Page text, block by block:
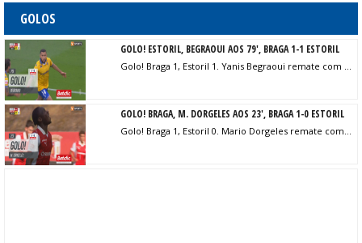
GOLOS
GOLO! ESTORIL, BEGRAOUI AOS 79', BRAGA 1-1 ESTORIL
GOLO! BRAGA, M. DORGELES AOS 23', BRAGA 1-0 ESTORIL